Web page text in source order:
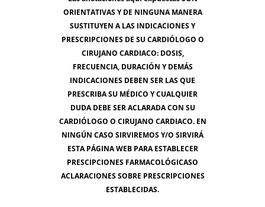
ORIENTATIVAS Y DE NINGUNA MANERA
SUSTITUYEN A LAS INDICACIONES Y
PRESCRIPCIONES DE SU CARDIÓLOGO O
CIRUJANO CARDIACO: DOSIS,
FRECUENCIA, DURACIÓN Y DEMÁS
INDICACIONES DEBEN SER LAS QUE
PRESCRIBA SU MÉDICO Y CUALQUIER
DUDA DEBE SER ACLARADA CON SU
CARDIÓLOGO O CIRUJANO CARDIACO. EN
NINGÚN CASO SIRVIREMOS Y/O SIRVIRÁ
ESTA PÁGINA WEB PARA ESTABLECER
PRESCIPCIONES FARMACOLÓGICASO
ACLARACIONES SOBRE PRESCRIPCIONES
ESTABLECIDAS.